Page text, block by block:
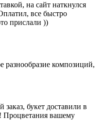
на сайт наткнулся
все быстро
прислали ))
разнообразие композиций,
букет доставили в
Процветания вашему